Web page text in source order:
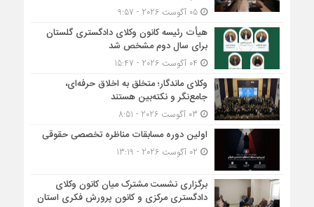
05 آگوست 2026 - 9:57
هیأت ‌رئیسه کانون وکلای دادگستری گلستان
برای سال دوم مشخص شد
وکلای ماندگار؛ متخلق به اخلاق حرفه‌ای،
جامع‌نگر و نکته‌بین هستند
اولین دوره مسابقات مناظره تخصصی حقوقی
برگزاری نشست مشترک میان کانون وکلای
دادگستری مرکزی و کانون پرورش فکری استان